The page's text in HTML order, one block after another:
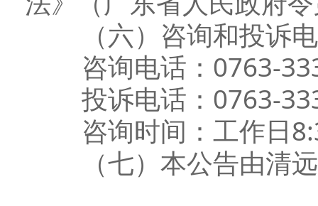
（六）咨询和投诉
咨询电话：0763-
投诉电话：0763-
咨询时间：工作日
（七）本公告由清远